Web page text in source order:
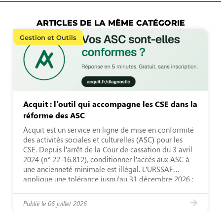
ARTICLES DE LA MÊME CATÉGORIE
Gestion et Outils
Acquit : l’outil qui accompagne les CSE dans la
réforme des ASC
Acquit est un service en ligne de mise en conformité
des activités sociales et culturelles (ASC) pour les
CSE. Depuis l’arrêt de la Cour de cassation du 3 avril
2024 (n° 22-16.812), conditionner l’accès aux ASC à
une ancienneté minimale est illégal. L’URSSAF
applique une tolérance jusqu’au 31 décembre 2026 :
Publié le 06 juillet 2026